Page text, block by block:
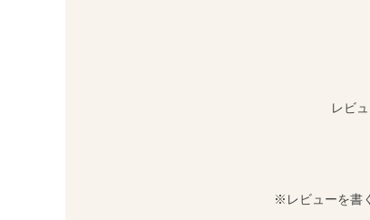
レビ
※レビューを書